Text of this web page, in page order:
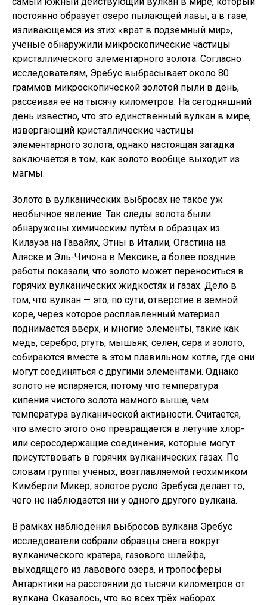
постоянно образует озеро пылающей лавы, а в газе,
изливающемся из этих «врат в подземный мир»,
учёные обнаружили микроскопические частицы
кристаллического элементарного золота. Согласно
исследователям, Эребус выбрасывает около 80
граммов микроскопической золотой пыли в день,
рассеивая её на тысячу километров. На сегодняшний
день известно, что это единственный вулкан в мире,
извергающий кристаллические частицы
элементарного золота, однако настоящая загадка
заключается в том, как золото вообще выходит из
магмы.
Золото в вулканических выбросах не такое уж
необычное явление. Так следы золота были
обнаружены химическим путём в образцах из
Килауэа на Гавайях, Этны в Италии, Огастина на
Аляске и Эль-Чичона в Мексике, а более поздние
работы показали, что золото может переноситься в
горячих вулканических жидкостях и газах. Дело в
том, что вулкан — это, по сути, отверстие в земной
коре, через которое расплавленный материал
поднимается вверх, и многие элементы, такие как
медь, серебро, ртуть, мышьяк, селен, сера и золото,
собираются вместе в этом плавильном котле, где они
могут соединяться с другими элементами. Однако
золото не испаряется, потому что температура
кипения чистого золота намного выше, чем
температура вулканической активности. Считается,
что вместо этого оно превращается в летучие хлор-
или серосодержащие соединения, которые могут
присутствовать в горячих вулканических газах. По
словам группы учёных, возглавляемой геохимиком
Кимберли Микер, золотое русло Эребуса делает то,
чего не наблюдается ни у одного другого вулкана.
В рамках наблюдения выбросов вулкана Эребус
исследователи собрали образцы снега вокруг
вулканического кратера, газового шлейфа,
выходящего из лавового озера, и тропосферы
Антарктики на расстоянии до тысячи километров от
вулкана. Оказалось, что во всех трёх наборах